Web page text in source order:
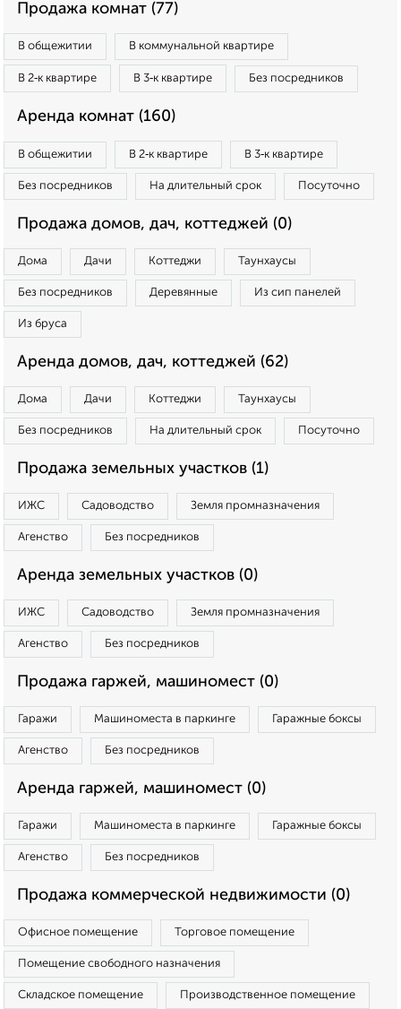
Продажа комнат (77)
В общежитии В коммунальной квартире
В 2‑к квартире В 3‑к квартире Без посредников
Аренда комнат (160)
В общежитии В 2‑к квартире В 3‑к квартире
Без посредников На длительный срок Посуточно
Продажа домов, дач, коттеджей (0)
Дома Дачи Коттеджи Таунхаусы
Без посредников Деревянные Из сип панелей
Из бруса
Аренда домов, дач, коттеджей (62)
Дома Дачи Коттеджи Таунхаусы
Без посредников На длительный срок Посуточно
Продажа земельных участков (1)
ИЖС Садоводство Земля промназначения
Агенство Без посредников
Аренда земельных участков (0)
ИЖС Садоводство Земля промназначения
Агенство Без посредников
Продажа гаржей, машиномест (0)
Гаражи Машиноместа в паркинге Гаражные боксы
Агенство Без посредников
Аренда гаржей, машиномест (0)
Гаражи Машиноместа в паркинге Гаражные боксы
Агенство Без посредников
Продажа коммерческой недвижимости (0)
Офисное помещение Торговое помещение
Помещение свободного назначения
Складское помещение Производственное помещение